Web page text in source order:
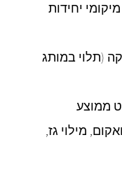
מיקומי יחידות
(תלוי במותג
מילוי גז,